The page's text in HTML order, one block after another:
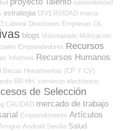
sostenibilidad
estrategia DIVERSIDAD marca
Directorios Empresas OL
blogs Voluntariado Motivación
Emprendedores Recursos
Informes Recursos Humanos
Becas Herramientas (CP Y CV)
RR.HH.
comercio electrónico
de Selección
CALIDAD mercado de trabajo
Emprendimiento Artículos
Android Sevilla Salud